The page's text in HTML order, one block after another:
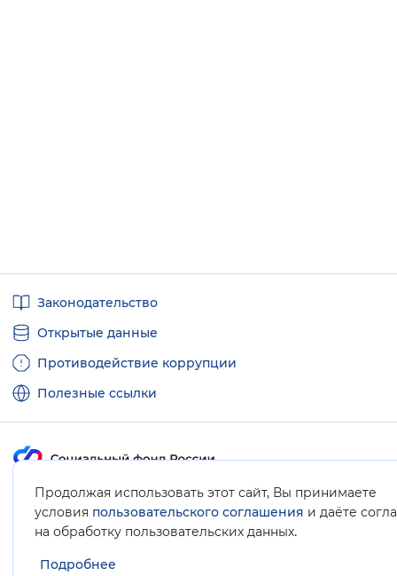
Продолжая использовать этот сайт, Вы принимаете
условия пользовательского соглашения и даёте
на обработку пользовательских данных.
Подробнее
ссылкиЗаконодательство
Открытые данные
Противодействие коррупции
Полезные ссылки
Карта сайта